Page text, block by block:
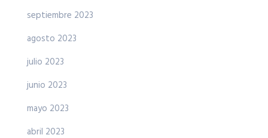
septiembre 2023
agosto 2023
julio 2023
junio 2023
mayo 2023
abril 2023